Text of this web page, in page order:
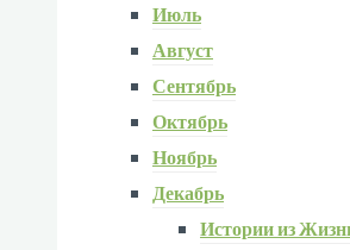
Июль
Август
Сентябрь
Октябрь
Ноябрь
Декабрь
Истории из